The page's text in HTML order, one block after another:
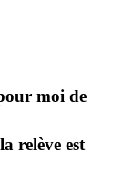
moi de
relève est